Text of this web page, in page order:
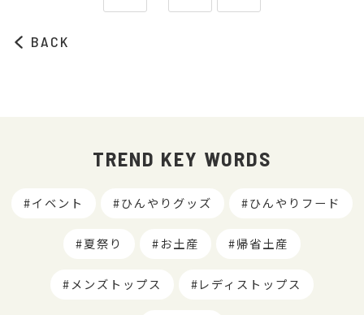
BACK
TREND KEY WORDS
イベント ひんやりグッズ ひんやりフード
夏祭り お土産 帰省土産
メンズトップス レディストップス